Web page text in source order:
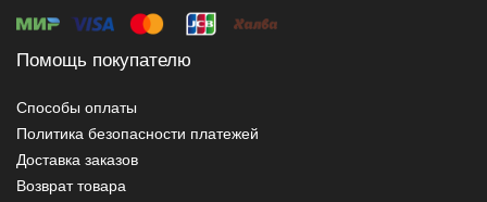
Помощь покупателю
Способы оплаты
Политика безопасности платежей
Доставка заказов
Возврат товара